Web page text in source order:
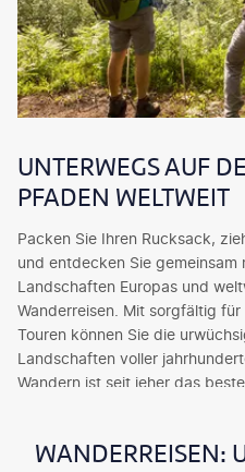
UNTERWEGS AUF
PFADEN WELTWEIT
Packen Sie Ihren Rucksack,
und entdecken Sie gemeinsam
Landschaften Europas und
Wanderreisen. Mit sorgfältig
Touren können Sie die
Landschaften voller
Wandern ist seit jeher das
Meeresweiten. Lassen Sie
WANDERREISEN: